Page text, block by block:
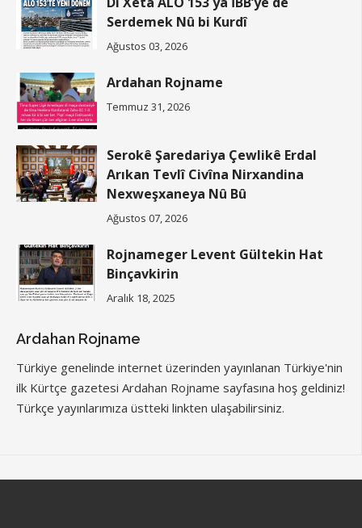
Serdemek Nû bi Kurdî
Ağustos 03, 2026
Ardahan Rojname
Temmuz 31, 2026
Serokê Şaredariya Çewlikê Erdal
Arıkan Tevlî Civîna Nirxandina
Nexweşxaneya Nû Bû
Ağustos 07, 2026
Rojnameger Levent Gültekin Hat
Binçavkirin
Aralık 18, 2025
Ardahan Rojname
Türkiye genelinde internet üzerinden yayınlanan Türkiye'nin
ilk Kürtçe gazetesi Ardahan Rojname sayfasına hoş geldiniz!
Türkçe yayınlarımıza üstteki linkten ulaşabilirsiniz.